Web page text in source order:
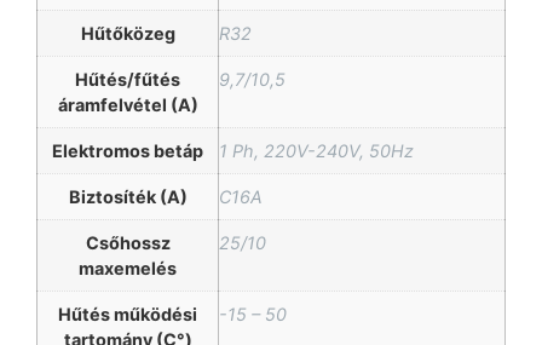
Hűtőközeg R32
Hűtés/fűtés
áramfelvétel (A)
9,7/10,5
Elektromos betáp 1 Ph, 220V-240V, 50Hz
Biztosíték (A) C16A
Csőhossz
maxemelés
25/10
Hűtés működési
tartomány (C°)
-15 – 50